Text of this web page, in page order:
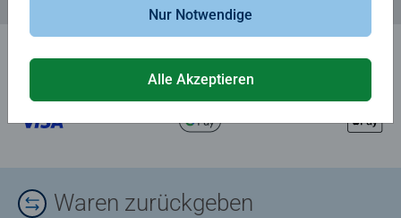
Waren zurückgeben
Nur Notwendige
Alle Akzeptieren